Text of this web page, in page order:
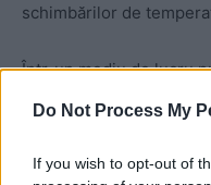
Do Not Process My
If you wish to opt-out of
schimbărilor de
Într-un mediu de lucru
chimice este frecventă,
avantaj major. Acest